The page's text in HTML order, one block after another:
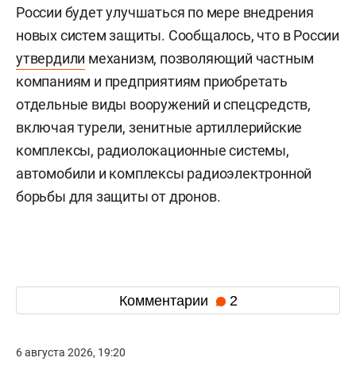
России будет улучшаться по мере внедрения
новых систем защиты. Сообщалось, что в России
утвердили механизм, позволяющий частным
компаниям и предприятиям приобретать
отдельные виды вооружений и спецсредств,
включая турели, зенитные артиллерийские
комплексы, радиолокационные системы,
автомобили и комплексы радиоэлектронной
борьбы для защиты от дронов.
Комментарии 2
6 августа 2026, 19:20